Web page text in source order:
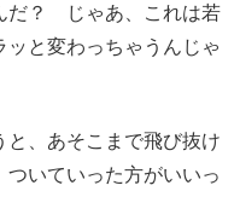
だ？ じゃあ、これは若
と変わっちゃうんじゃ
と、あそこまで飛び抜け
いていった方がいいっ